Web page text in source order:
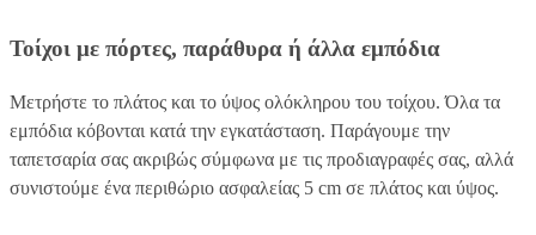
Τοίχοι με πόρτες, παράθυρα ή άλλα εμπόδια
Μετρήστε το πλάτος και το ύψος ολόκληρου του τοίχου. Όλα τα
εμπόδια κόβονται κατά την εγκατάσταση. Παράγουμε την
ταπετσαρία σας ακριβώς σύμφωνα με τις προδιαγραφές σας, αλλά
συνιστούμε ένα περιθώριο ασφαλείας 5 cm σε πλάτος και ύψος.